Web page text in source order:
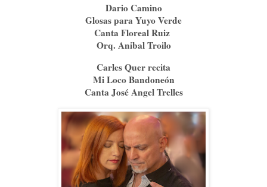
Dario Camino
Glosas para Yuyo Verde
Canta Floreal Ruiz
Orq. Anibal Troilo
Carles Quer recita
Mi Loco Bandoneón
Canta José Angel Trelles